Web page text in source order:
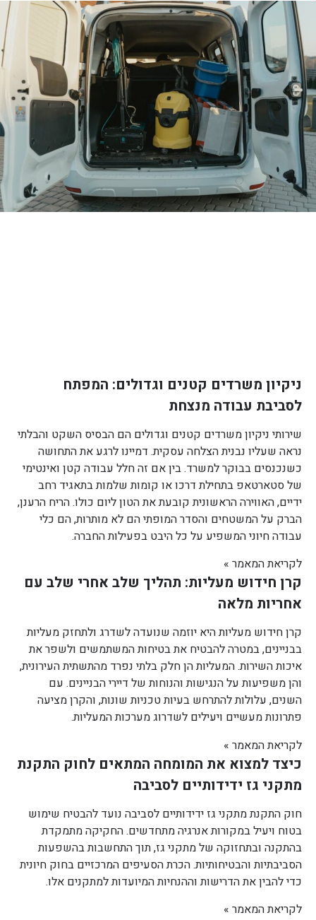
ניקיון משרדים קטנים וגדולים: המפתח
לסביבת עבודה מנצחת
שירותי ניקיון משרדים קטנים וגדולים הם הבסיס השקט והבלתי
נראה שעליו נבנית הצלחה עסקית. דמיינו לרגע את התחושה
כשנכנסים בבוקר למשרד. בין אם זה חלל עבודה קטן ואינטימי
של סטארטאפ בתחילת דרכו או קומות שלמות בתאגיד רחב
ידיים, האווירה הראשונית קובעת את הטון ליום כולו. הריח הרענן,
הברק על המשטחים והסדר המופתי הם לא מותרות, הם כלי
עבודה חיוני המשפיע על כל היבט בפעילות החברה.
לקריאת המאמר »
קרן חידוש מעליות: תהליך שלב אחרי שלב עם
אחריות מלאה
קרן חידוש מעליות היא יוזמה שנועדה לשדרג ולתחזק מעליות
בבניינים, במטרה להבטיח את בטיחות המשתמשים ולשפר את
איכות השירות. המעליות הן חלק בלתי נפרד מהתשתית העירונית,
והן משפיעות על הנגישות והנוחות של דיירי הבניינים. עם
השנים, עלולות להתרחש בעיות טכניות שונות, והקרן מציעה
פתרונות מעשיים ויעילים לשדרוג מערכות המעליות.
לקריאת המאמר »
כיצד למצוא את המומחה המתאים לחוק התקנת
מתקני גז ידידותיים לסביבה
חוק התקנת מתקני גז ידידותיים לסביבה נועד להבטיח שימוש
בטוח ויעיל במקורות אנרגיה מתחדשים. החקיקה מתמקדת
בהתקנה ובתחזוקה של מתקני גז, תוך התחשבות בהשפעות
הסביבתיות והבטיחותיות. הכרת הסעיפים המרכזיים בחוק חיונית
כדי להבין את הדרישות וההנחיות המיועדות למתקנים אלו.
לקריאת המאמר »